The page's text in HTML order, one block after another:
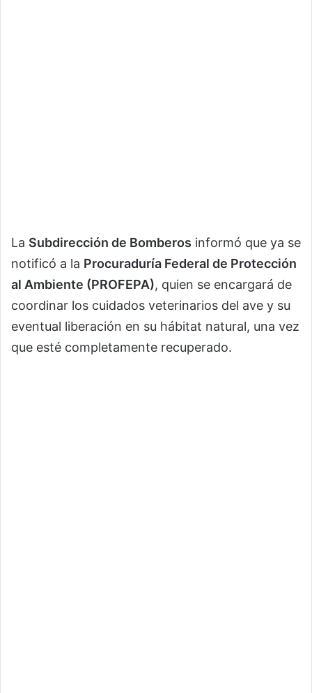
La Subdirección de Bomberos informó que ya se
notificó a la Procuraduría Federal de Protección
al Ambiente (PROFEPA), quien se encargará de
coordinar los cuidados veterinarios del ave y su
eventual liberación en su hábitat natural, una vez
que esté completamente recuperado.